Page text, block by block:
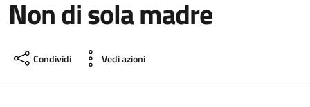
Non di sola madre
Condividi Vedi azioni